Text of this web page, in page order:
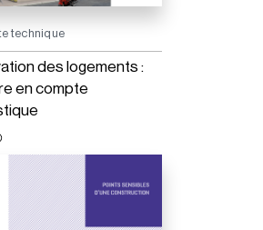
technique
des logements :
en compte